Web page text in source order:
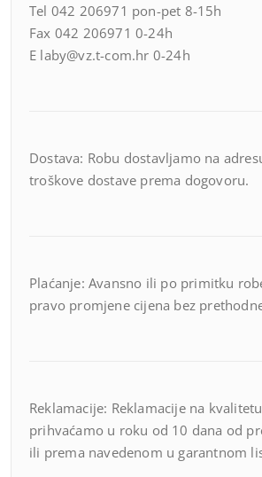
Tel 042 206971 pon-pet 8-15h
Fax 042 206971 0-24h
E laby@vz.t-com.hr 0-24h
Dostava: Robu dostavljamo na
troškove dostave prema dogovoru.
Plaćanje: Avansno ili po primitku
pravo promjene cijena bez
Reklamacije: Reklamacije na
prihvaćamo u roku od 10 dana od
ili prema navedenom u garantnom